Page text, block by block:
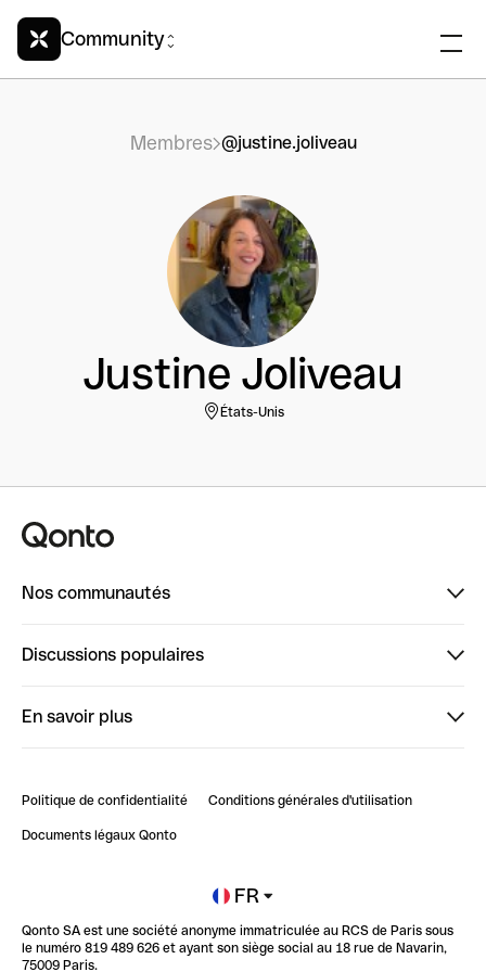
Community
Membres @justine.joliveau
Justine Joliveau
États-Unis
Nos communautés
ClubQonto
Discussions populaires
Impact de l'IA sur les carrières/productivité
En savoir plus
Blog
Newsroom
Glossaire finance
Politique de confidentialité Conditions générales d'utilisation
Documents légaux Qonto
FR
Qonto SA est une société anonyme immatriculée au RCS de Paris sous
le numéro 819 489 626 et ayant son siège social au 18 rue de Navarin,
75009 Paris.